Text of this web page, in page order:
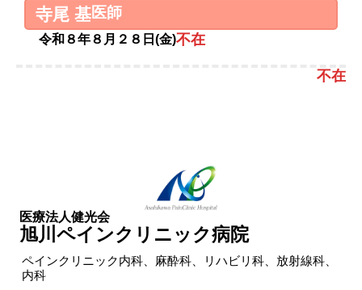
寺尾 基医師
令和８年８月２８日(金)不在
不在
医療法人健光会
旭川ペインクリニック病院
ペインクリニック内科、麻酔科、 リハビリ科、 放射線科、
内科